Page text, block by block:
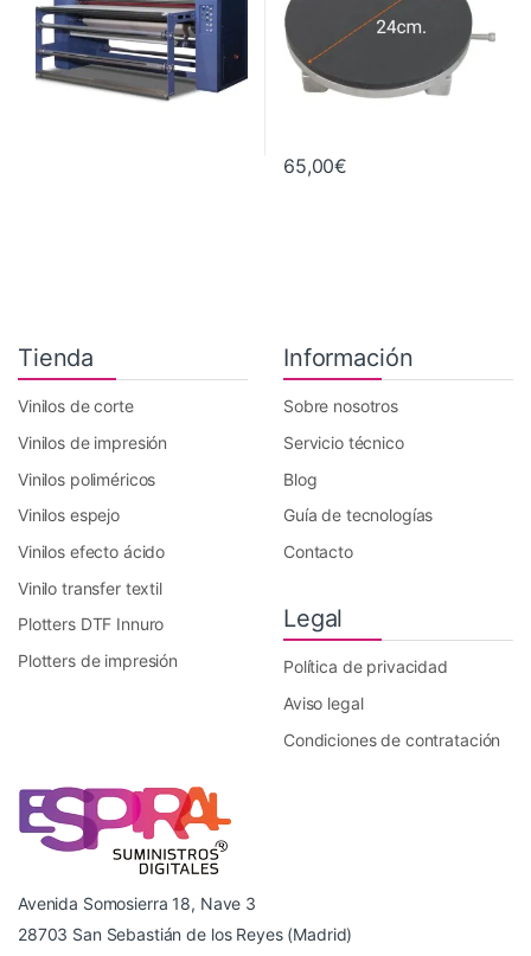
65,00€
Tienda
Vinilos de corte
Vinilos de impresión
Vinilos poliméricos
Vinilos espejo
Vinilos efecto ácido
Vinilo transfer textil
Plotters DTF Innuro
Plotters de impresión
Información
Sobre nosotros
Servicio técnico
Blog
Guía de tecnologías
Contacto
Legal
Política de privacidad
Aviso legal
Condiciones de contratación
Avenida Somosierra 18, Nave 3
28703 San Sebastián de los Reyes (Madrid)